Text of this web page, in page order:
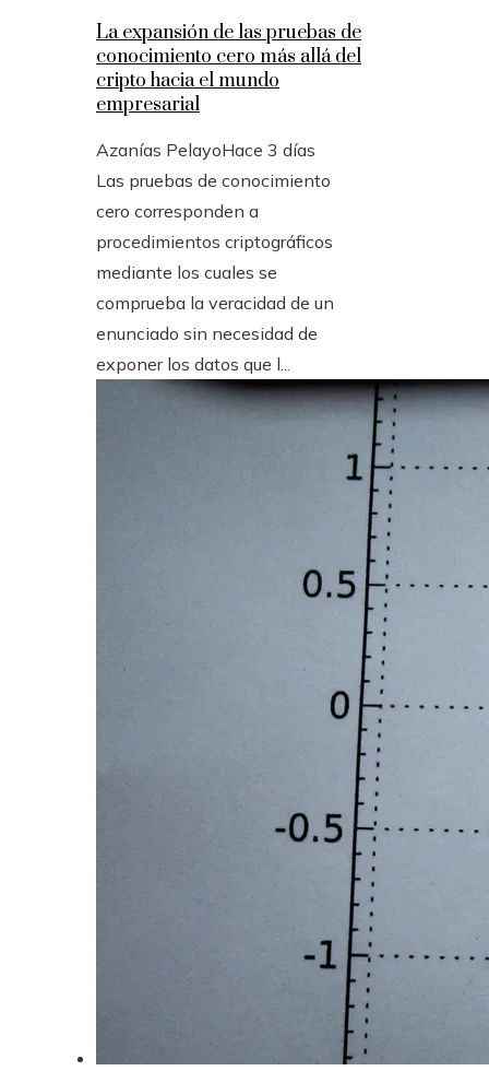
La expansión de las pruebas de
conocimiento cero más allá del
cripto hacia el mundo
empresarial
Azanías PelayoHace 3 días
Las pruebas de conocimiento
cero corresponden a
procedimientos criptográficos
mediante los cuales se
comprueba la veracidad de un
enunciado sin necesidad de
exponer los datos que l...